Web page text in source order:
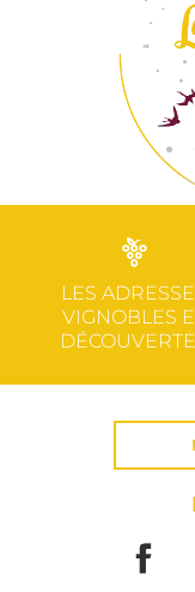
LES
VIGNOBLES